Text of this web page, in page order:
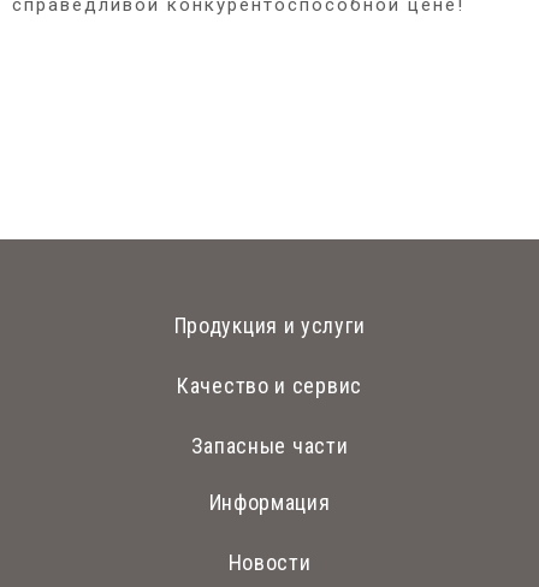
справедливой конкурентоспособной цене!
Продукция и услуги
Качество и сервис
Запасные части
Информация
Новости